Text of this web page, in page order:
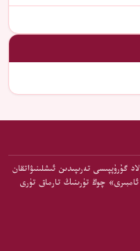
گۇرۇپپىسى تەرىپىدىن ئىشلىنىۋاتقان
ئامبىرى» چوڭ تۈرىنىڭ تارماق تۈرى